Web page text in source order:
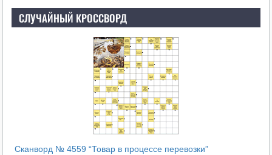
СЛУЧАЙНЫЙ КРОССВОРД
Сканворд № 4559 “Товар в процессе перевозки”